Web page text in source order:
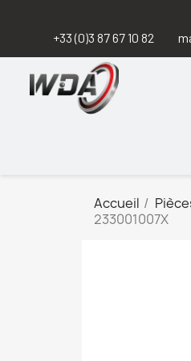
+33 (0)3 87 67 10 82
Accueil
233001007X